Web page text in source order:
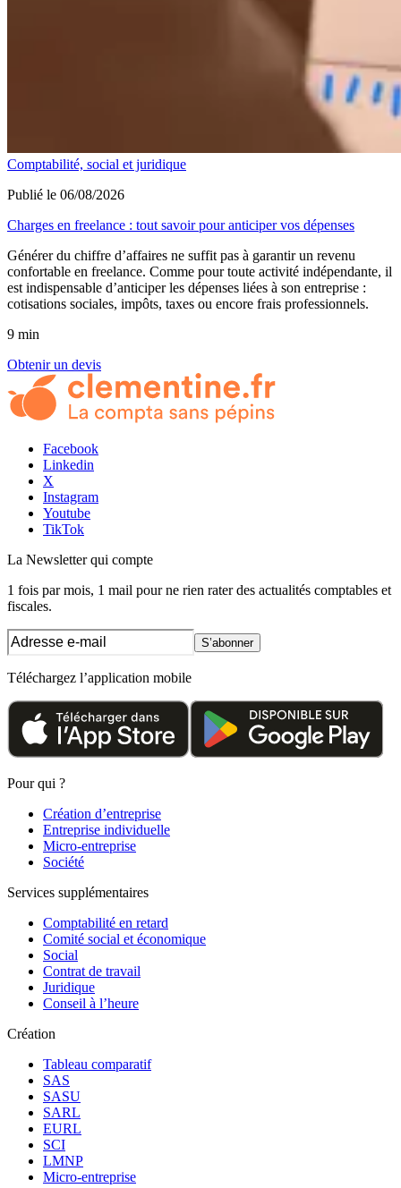
Comptabilité, social et juridique
Publié le 06/08/2026
Charges en freelance : tout savoir pour anticiper vos dépenses
Générer du chiffre d’affaires ne suffit pas à garantir un revenu
confortable en freelance. Comme pour toute activité indépendante, il
est indispensable d’anticiper les dépenses liées à son entreprise :
cotisations sociales, impôts, taxes ou encore frais professionnels.
9 min
Obtenir un devis
Facebook
Linkedin
X
Instagram
Youtube
TikTok
La Newsletterqui compte
1 fois par mois, 1 mail pour ne rien rater des actualités comptables et
fiscales.
S’abonner
Téléchargez l’application mobile
Pour qui ?
Création d’entreprise
Entreprise individuelle
Micro-entreprise
Société
Services supplémentaires
Comptabilité en retard
Comité social et économique
Social
Contrat de travail
Juridique
Conseil à l’heure
Création
Tableau comparatif
SAS
SASU
SARL
EURL
SCI
LMNP
Micro-entreprise